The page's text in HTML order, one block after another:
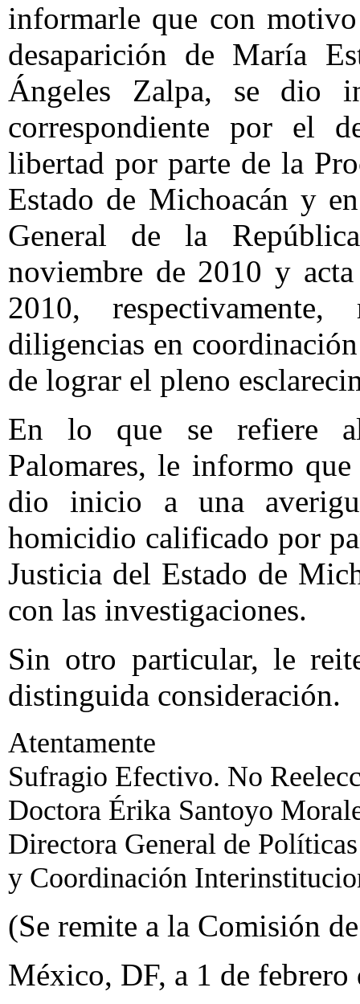
informarle que con
desaparición de María
Ángeles Zalpa, se dio
correspondiente por el
libertad por parte de la
Estado de Michoacán y
General de la
noviembre de 2010 y
2010,
diligencias en
de lograr el pleno
En lo que se refiere al
Palomares, le informo
dio inicio a una
homicidio calificado por
Justicia del Estado de
con las investigaciones.
Sin otro particular, le
distinguida consideración.
Atentamente
Sufragio Efectivo. No
Doctora Érika Santoyo
Directora General de
y Coordinación
(Se remite a la Comisión
México, DF, a 1 de febrero